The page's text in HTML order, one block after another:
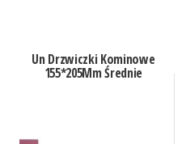
Un Drzwiczki Kominowe
155*205Mm Średnie